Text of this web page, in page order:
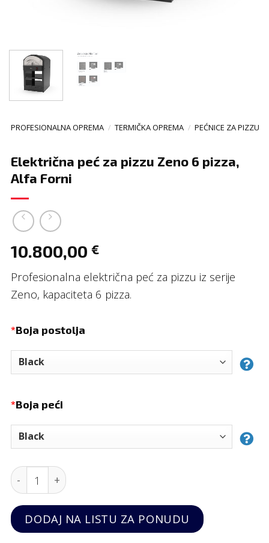
PROFESIONALNA OPREMA / TERMIČKA OPREMA / PEĆNICE ZA PIZZU
Električna peć za pizzu Zeno 6 pizza,
Alfa Forni
10.800,00€
Profesionalna električna peć za pizzu iz serije
Zeno, kapaciteta 6 pizza.
*Boja postolja
*Boja peći
Električna peć za pizzu Zeno 6 pizza, Alfa Forni
DODAJ NA LISTU ZA PONUDU